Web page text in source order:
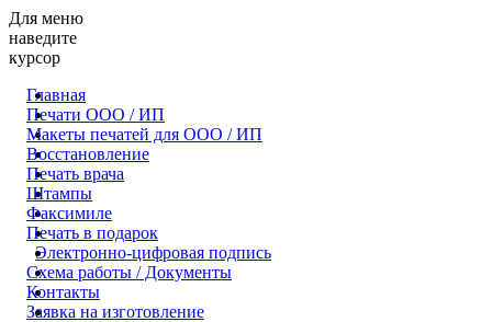
Для меню
наведите
курсор
Главная
Печати ООО / ИП
Макеты печатей для OOO / ИП
Восстановление
Печать врача
Штампы
Факсимиле
Печать в подарок
Электронно-цифровая подпись
Схема работы / Документы
Контакты
Заявка на изготовление